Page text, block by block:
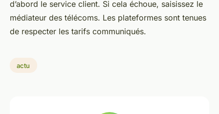
d’abord le service client. Si cela échoue, saisissez le
médiateur des télécoms. Les plateformes sont tenues
de respecter les tarifs communiqués.
actu